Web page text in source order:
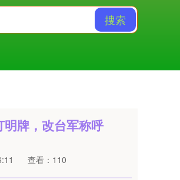
搜索
牌，改台军称呼
查看：110